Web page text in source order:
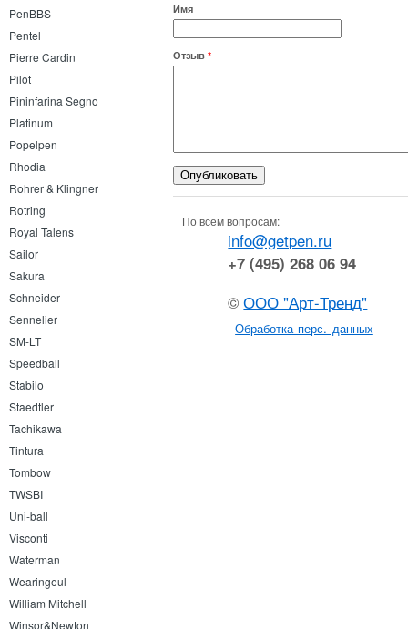
PenBBS
Pentel
Pierre Cardin
Pilot
Pininfarina Segno
Platinum
Popelpen
Rhodia
Rohrer & Klingner
Rotring
Royal Talens
Sailor
Sakura
Schneider
Sennelier
SM-LT
Speedball
Stabilo
Staedtler
Tachikawa
Tintura
Tombow
TWSBI
Uni-ball
Visconti
Waterman
Wearingeul
William Mitchell
Winsor&Newton
Имя
Отзыв *
По всем вопросам:
info@getpen.ru
+7 (495) 268 06 94
©ООО "Арт-Тренд"
Обработка перс. данных